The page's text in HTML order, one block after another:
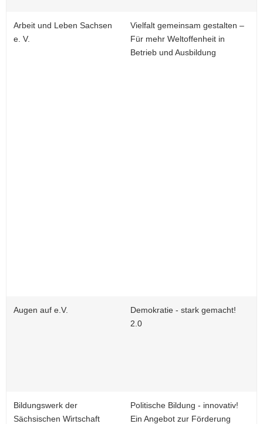
Arbeit und Leben Sachsen
e. V.
Vielfalt gemeinsam gestalten –
Für mehr Weltoffenheit in
Betrieb und Ausbildung
Augen auf e.V.
Demokratie - stark gemacht!
2.0
Bildungswerk der
Sächsischen Wirtschaft
Politische Bildung - innovativ!
Ein Angebot zur Förderung